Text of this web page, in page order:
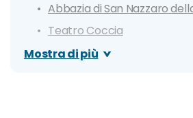
Abbazia di San Nazzaro
Teatro Coccia
Piramide di Novara
Mostra di più